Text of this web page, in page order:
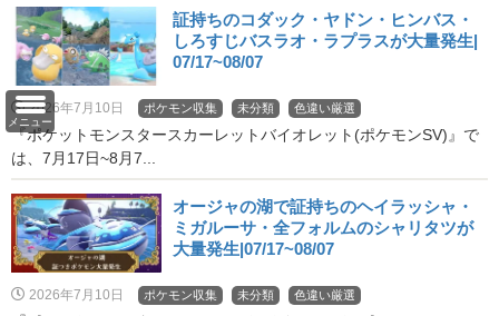
メニュー
証持ちのコダック・ヤドン・ヒンバス・
しろすじバスラオ・ラプラスが大量発生|
07/17~08/07
2026年7月10日 ポケモン収集 未分類 色違い厳選
『ポケットモンスタースカーレットバイオレット(ポケモンSV)』で
は、7月17日~8月7...
オージャの湖で証持ちのヘイラッシャ・
ミガルーサ・全フォルムのシャリタツが
大量発生|07/17~08/07
2026年7月10日 ポケモン収集 未分類 色違い厳選